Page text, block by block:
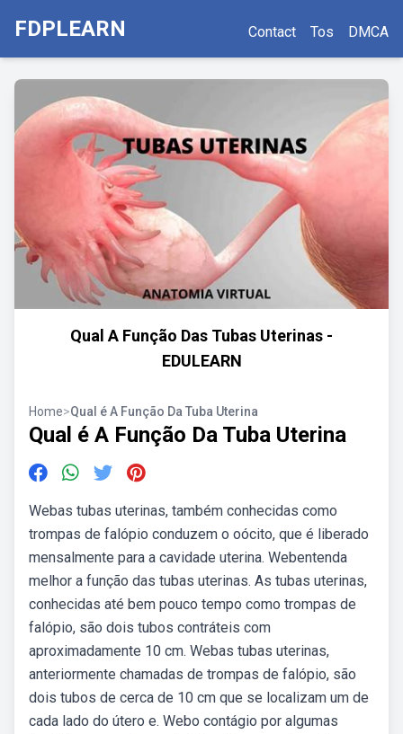
FDPLEARN Contact Tos DMCA
Qual A Função Das Tubas Uterinas -
EDULEARN
Home>Qual é A Função Da Tuba Uterina
Qual é A Função Da Tuba Uterina
Webas tubas uterinas, também conhecidas como
trompas de falópio conduzem o oócito, que é liberado
mensalmente para a cavidade uterina. Webentenda
melhor a função das tubas uterinas. As tubas uterinas,
conhecidas até bem pouco tempo como trompas de
falópio, são dois tubos contráteis com
aproximadamente 10 cm. Webas tubas uterinas,
anteriormente chamadas de trompas de falópio, são
dois tubos de cerca de 10 cm que se localizam um de
cada lado do útero e. Webo contágio por algumas